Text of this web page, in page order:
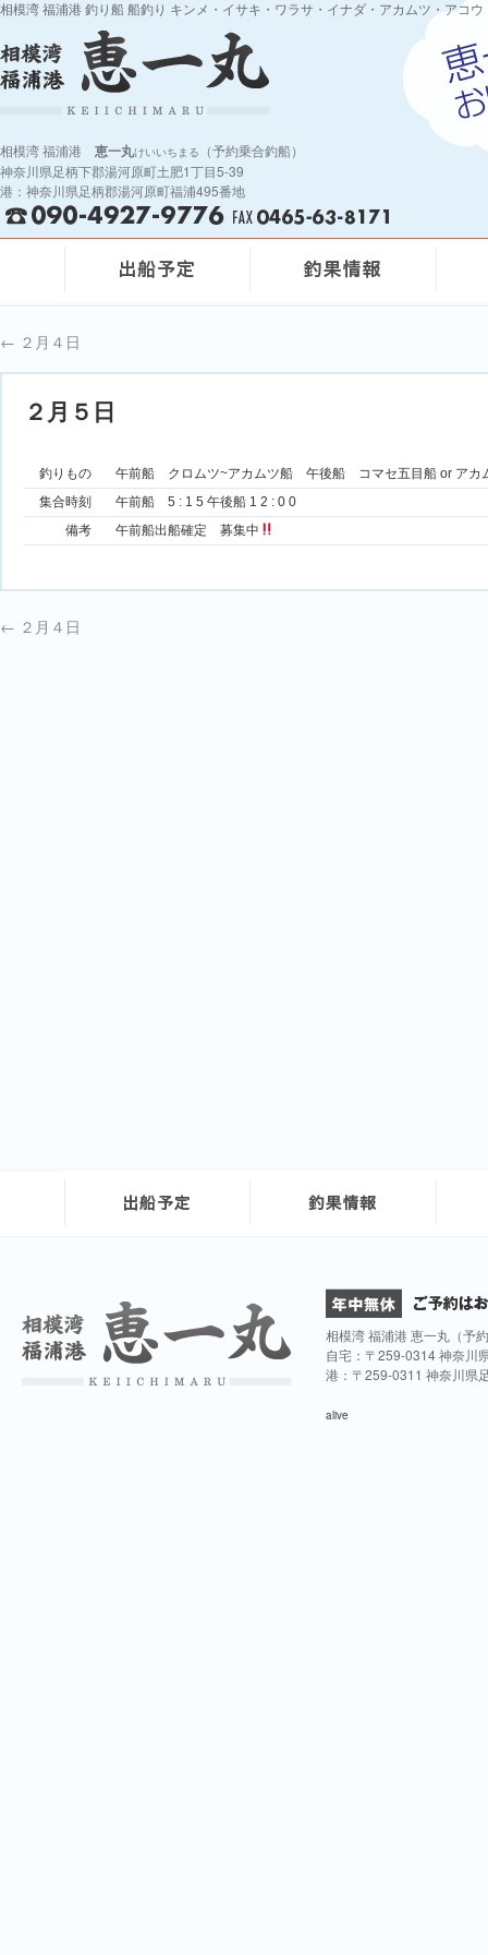
相模湾 福浦港 釣り船 船釣り キンメ・イサキ・ワラサ・イナダ・アカムツ・アコ
相模湾 福浦港 恵一丸けいいちまる
（予約乗合釣船）
神奈川県足柄下郡湯河原町土肥1丁目5-39
港：神奈川県足柄郡湯河原町福浦495番地
← ２月４日
２月５日
釣りもの
午前船 クロムツ~アカムツ船 午後船 コマセ五目船 or アカ
集合時刻
午前船 5 : 1 5 午後船 1 2 : 0 0
備考
午前船出船確定 募集中
← ２月４日
相模湾 福浦港 恵一丸（予
自宅：〒259-0314 神奈川
港：〒259-0311 神奈川県
alive